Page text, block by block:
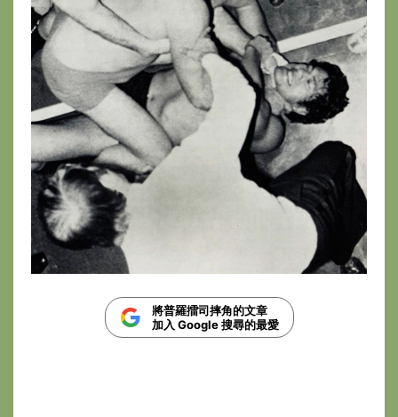
將普羅擂司摔角的文章
加入 Google 搜尋的最愛